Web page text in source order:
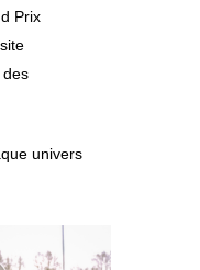
Prix
des
univers